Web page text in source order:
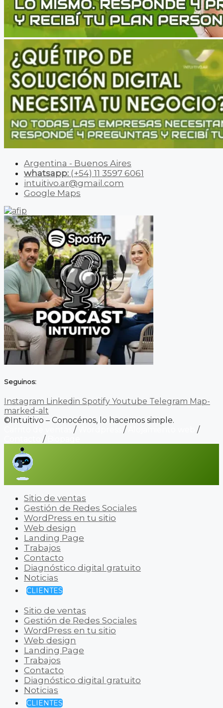
Argentina - Buenos Aires
whatsapp: (+54) 11 3597 6061
intuitivo.ar@gmail.com
Google Maps
Seguinos:
Instagram Linkedin Spotify Youtube Telegram Map-
marked-alt
©Intuitivo – Conocénos, lo hacemos simple.
/ /
/
/
Sitio de ventas
Gestión de Redes Sociales
WordPress en tu sitio
Web design
Landing Page
Trabajos
Contacto
Diagnóstico digital gratuito
Noticias
CLIENTES
Sitio de ventas
Gestión de Redes Sociales
WordPress en tu sitio
Web design
Landing Page
Trabajos
Contacto
Diagnóstico digital gratuito
Noticias
CLIENTES